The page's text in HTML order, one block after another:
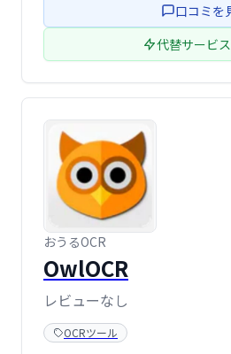
口コミを
代替サービ
おうるOCR
OwlOCR
レビューなし
OCRツール